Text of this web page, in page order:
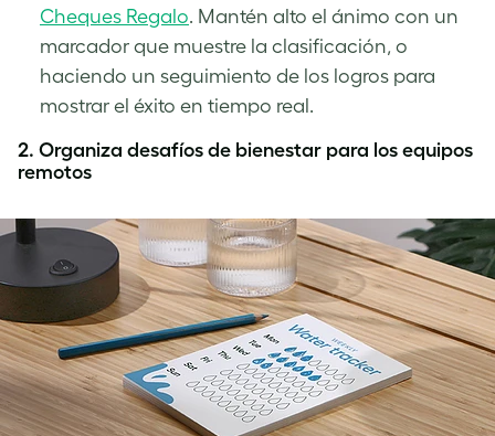
Cheques Regalo. Mantén alto el ánimo con un
marcador que muestre la clasificación, o
haciendo un seguimiento de los logros para
mostrar el éxito en tiempo real.
2. Organiza desafíos de bienestar para los equipos
remotos